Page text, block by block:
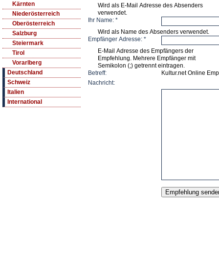
Kärnten
Niederösterreich
Oberösterreich
Salzburg
Steiermark
Tirol
Vorarlberg
Deutschland
Schweiz
Italien
International
Wird als E-Mail Adresse des Absenders
verwendet.
Ihr Name: *
Wird als Name des Absenders verwendet.
Empfänger Adresse: *
E-Mail Adresse des Empfängers der
Empfehlung. Mehrere Empfänger mit
Semikolon (;) getrennt eintragen.
Betreff:
Kultur.net Online
Nachricht: